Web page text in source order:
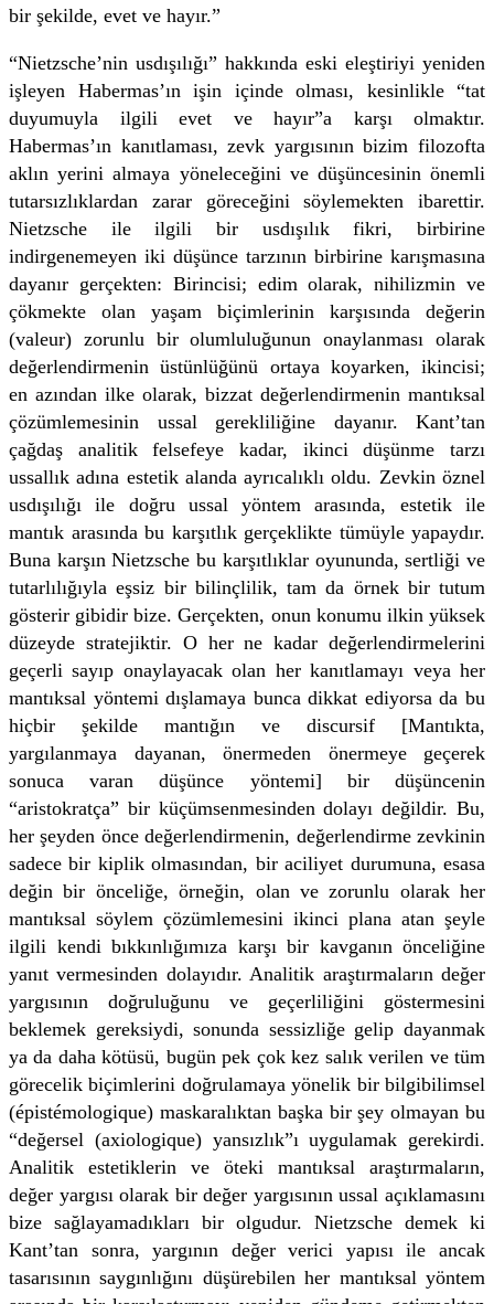
bir şekilde, evet ve hayır.”
“Nietzsche’nin usdışılığı” hakkında eski eleştiriyi yeniden
işleyen Habermas’ın işin içinde olması, kesinlikle “tat
duyumuyla ilgili evet ve hayır”a karşı olmaktır.
Habermas’ın kanıtlaması, zevk yargısının bizim filozofta
aklın yerini almaya yöneleceğini ve düşüncesinin önemli
tutarsızlıklardan zarar göreceğini söylemekten ibarettir.
Nietzsche ile ilgili bir usdışılık fikri, birbirine
indirgenemeyen iki düşünce tarzının birbirine karışmasına
dayanır gerçekten: Birincisi; edim olarak, nihilizmin ve
çökmekte olan yaşam biçimlerinin karşısında değerin
(valeur) zorunlu bir olumluluğunun onaylanması olarak
değerlendirmenin üstünlüğünü ortaya koyarken, ikincisi;
en azından ilke olarak, bizzat değerlendirmenin mantıksal
çözümlemesinin ussal gerekliliğine dayanır. Kant’tan
çağdaş analitik felsefeye kadar, ikinci düşünme tarzı
ussallık adına estetik alanda ayrıcalıklı oldu. Zevkin öznel
usdışılığı ile doğru ussal yöntem arasında, estetik ile
mantık arasında bu karşıtlık gerçeklikte tümüyle yapaydır.
Buna karşın Nietzsche bu karşıtlıklar oyununda, sertliği ve
tutarlılığıyla eşsiz bir bilinçlilik, tam da örnek bir tutum
gösterir gibidir bize. Gerçekten, onun konumu ilkin yüksek
düzeyde stratejiktir. O her ne kadar değerlendirmelerini
geçerli sayıp onaylayacak olan her kanıtlamayı veya her
mantıksal yöntemi dışlamaya bunca dikkat ediyorsa da bu
hiçbir şekilde mantığın ve discursif [Mantıkta,
yargılanmaya dayanan, önermeden önermeye geçerek
sonuca varan düşünce yöntemi] bir düşüncenin
“aristokratça” bir küçümsenmesinden dolayı değildir. Bu,
her şeyden önce değerlendirmenin, değerlendirme zevkinin
sadece bir kiplik olmasından, bir aciliyet durumuna, esasa
değin bir önceliğe, örneğin, olan ve zorunlu olarak her
mantıksal söylem çözümlemesini ikinci plana atan şeyle
ilgili kendi bıkkınlığımıza karşı bir kavganın önceliğine
yanıt vermesinden dolayıdır. Analitik araştırmaların değer
yargısının doğruluğunu ve geçerliliğini göstermesini
beklemek gereksiydi, sonunda sessizliğe gelip dayanmak
ya da daha kötüsü, bugün pek çok kez salık verilen ve tüm
görecelik biçimlerini doğrulamaya yönelik bir bilgibilimsel
(épistémologique) maskaralıktan başka bir şey olmayan bu
“değersel (axiologique) yansızlık”ı uygulamak gerekirdi.
Analitik estetiklerin ve öteki mantıksal araştırmaların,
değer yargısı olarak bir değer yargısının ussal açıklamasını
bize sağlayamadıkları bir olgudur. Nietzsche demek ki
Kant’tan sonra, yargının değer verici yapısı ile ancak
tasarısının saygınlığını düşürebilen her mantıksal yöntem